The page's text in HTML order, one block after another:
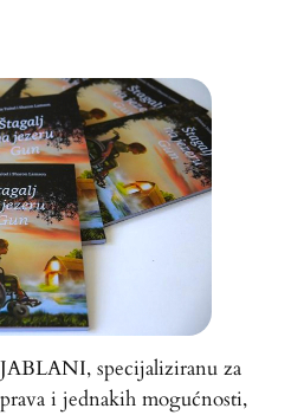
specijaliziranu za
i jednakih mogućnosti,